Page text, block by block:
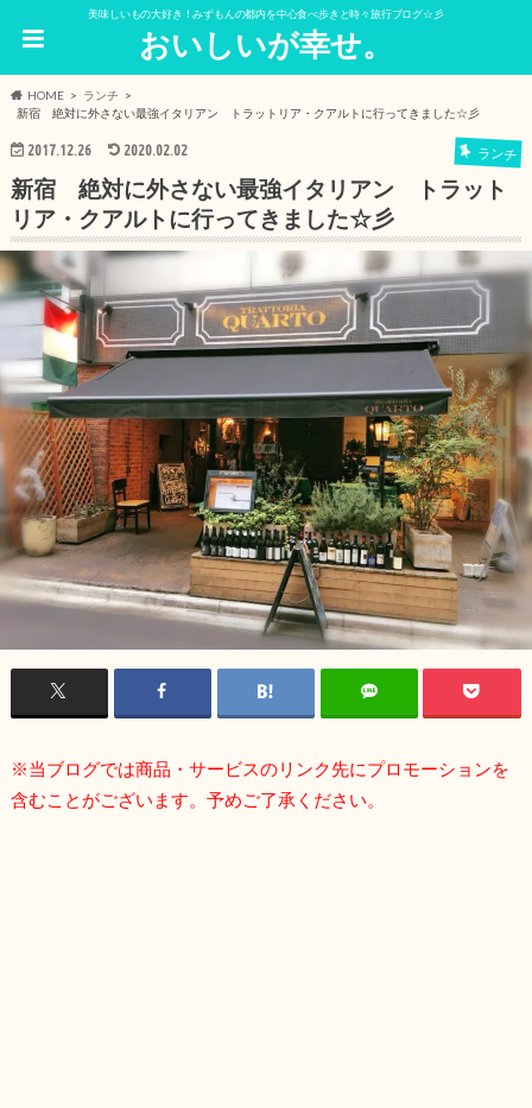
美味しいもの大好き！みずもんの都内を中心食べ歩きと時々旅行ブログ☆彡
おいしいが幸せ。
HOME
ランチ
新宿 絶対に外さない最強イタリアン トラットリア・クアルトに行ってきました☆彡
2017.12.26 2020.02.02 ランチ
新宿 絶対に外さない最強イタリアン トラット
リア・クアルトに行ってきました☆彡
※当ブログでは商品・サービスのリンク先にプロモーションを
含むことがございます。予めご了承ください。